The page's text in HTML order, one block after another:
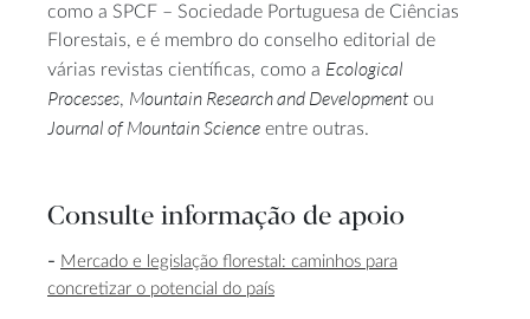
como a SPCF – Sociedade Portuguesa de Ciências
Florestais, e é membro do conselho editorial de
várias revistas científicas, como a Ecological
Processes, Mountain Research and Developmentou
Journal of Mountain Science entre outras.
Consulte informação de apoio
Mercado e legislação florestal: caminhos para
concretizar o potencial do país